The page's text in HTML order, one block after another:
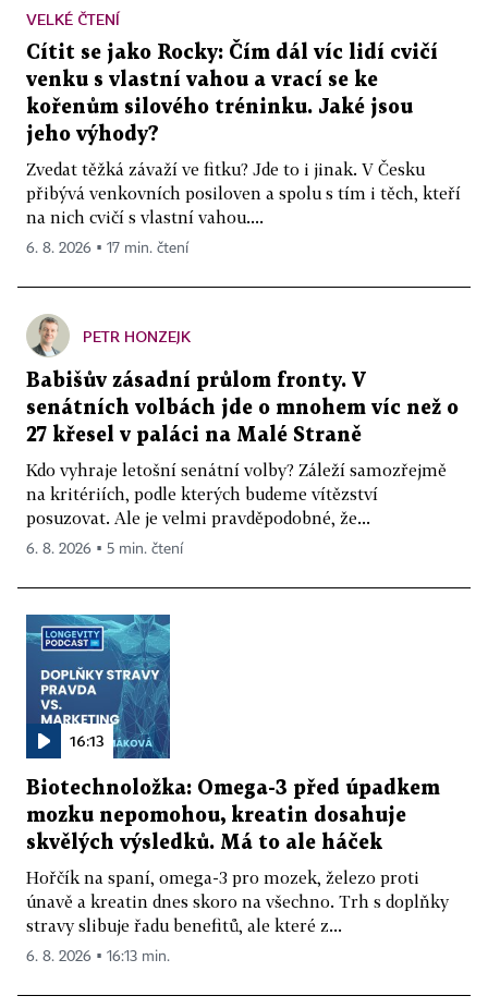
VELKÉ ČTENÍ
Cítit se jako Rocky: Čím dál víc lidí cvičí
venku s vlastní vahou a vrací se ke
kořenům silového tréninku. Jaké jsou
jeho výhody?
Zvedat těžká závaží ve fitku? Jde to i jinak. V Česku
přibývá venkovních posiloven a spolu s tím i těch, kteří
na nich cvičí s vlastní vahou....
6. 8. 2026 ▪ 17 min. čtení
PETR HONZEJK
Babišův zásadní průlom fronty. V
senátních volbách jde o mnohem víc než o
27 křesel v paláci na Malé Straně
Kdo vyhraje letošní senátní volby? Záleží samozřejmě
na kritériích, podle kterých budeme vítězství
posuzovat. Ale je velmi pravděpodobné, že...
6. 8. 2026 ▪ 5 min. čtení
16:13
Biotechnoložka: Omega-3 před úpadkem
mozku nepomohou, kreatin dosahuje
skvělých výsledků. Má to ale háček
Hořčík na spaní, omega-3 pro mozek, železo proti
únavě a kreatin dnes skoro na všechno. Trh s doplňky
stravy slibuje řadu benefitů, ale které z...
6. 8. 2026 ▪ 16:13 min.